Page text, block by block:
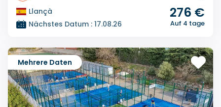
Llançà
Nächstes Datum : 17.08.26
276 €
Auf 4 tage
Mehrere Daten